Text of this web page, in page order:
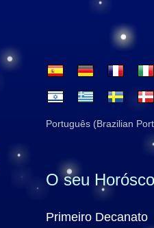
Português (Brazilian
O seu
Primeiro Decanato